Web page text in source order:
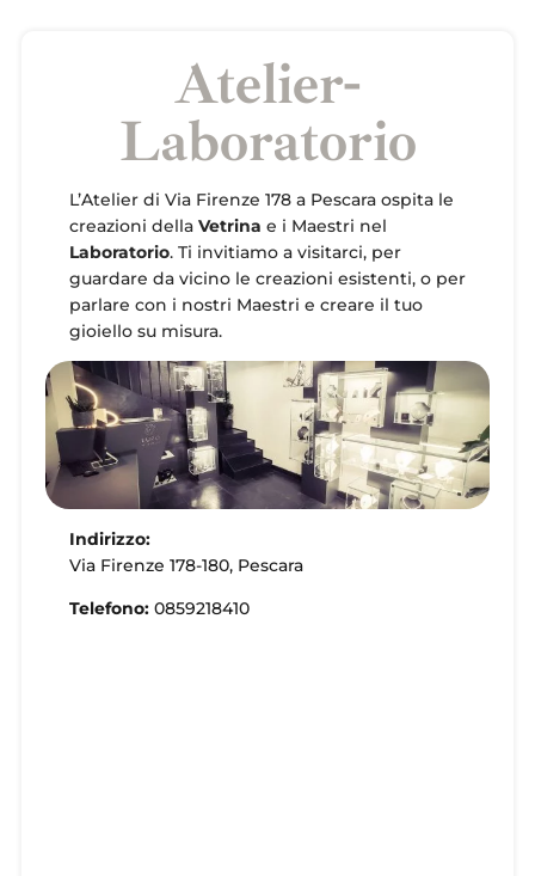
Atelier-
Laboratorio
L’Atelier di Via Firenze 178 a Pescara ospita le
creazioni della Vetrina e i Maestri nel
Laboratorio. Ti invitiamo a visitarci, per
guardare da vicino le creazioni esistenti, o per
parlare con i nostri Maestri e creare il tuo
gioiello su misura.
Indirizzo:
Via Firenze 178-180, Pescara
Telefono: 0859218410